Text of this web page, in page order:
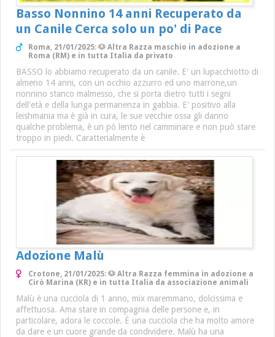
Basso Nonnino 14 anni Recuperato da
un Canile Cerca solo un po' di Pace
Roma, 21/01/2025: 🐶 Altra Razza maschio in adozione a
Roma (RM) e in tutta Italia da privato
BASSO lo abbiamo recuperato da un canile. E' un lupacchiotto di
almeno 14 anni, con un occhio azzurro ed uno marrone,un
nonnino stanco malmesso, che si porta dietro tutti i segni
dell'età e della lunga permanenza in gabbia. E' positivo alla
leishmania ma è già in cura, le sue vecchie ossa gli danno
qualche problema, è un pò lento nel camminare e non può stare
troppo in piedi. Caratterialmente è
Adozione Malù
Crotone, 21/01/2025: 🐶 Altra Razza femmina in adozione a
Cirò Marina (KR) e in tutta Italia da associazione animali
Malù è una cucciola di 1 anno, mix maremmano, dolcissima e
affettuosa. Ama stare in compagnia delle persone e, in
particolare, adora le coccole. È una cucciola che ha molto amore
da dare e un cuore grande da condividere. Malù ha una